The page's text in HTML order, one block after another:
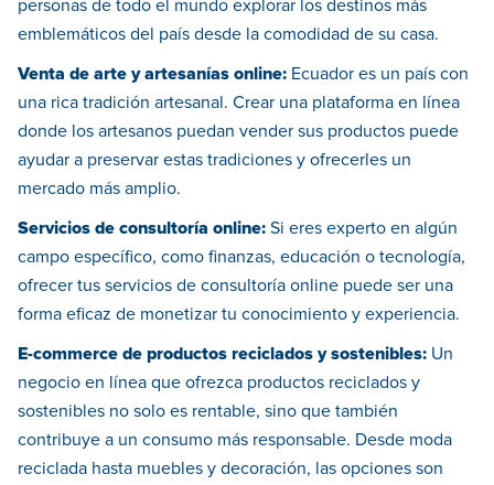
personas de todo el mundo explorar los destinos más
emblemáticos del país desde la comodidad de su casa.
Venta de arte y artesanías online: Ecuador es un país con
una rica tradición artesanal. Crear una plataforma en línea
donde los artesanos puedan vender sus productos puede
ayudar a preservar estas tradiciones y ofrecerles un
mercado más amplio.
Servicios de consultoría online: Si eres experto en algún
campo específico, como finanzas, educación o tecnología,
ofrecer tus servicios de consultoría online puede ser una
forma eficaz de monetizar tu conocimiento y experiencia.
E-commerce de productos reciclados y sostenibles: Un
negocio en línea que ofrezca productos reciclados y
sostenibles no solo es rentable, sino que también
contribuye a un consumo más responsable. Desde moda
reciclada hasta muebles y decoración, las opciones son